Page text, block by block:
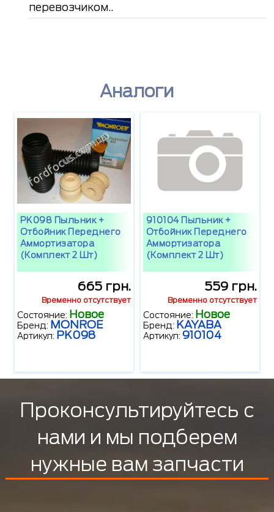
перевозчиком..
Аналоги
PK098 Пыльник +
Отбойник Переднего
Аммортизатора
(комплект 2 Шт)
665 грн.
Временно отсутствует
Состояние: Новое
Бренд: MONROE
Артикул: PK098
910104 Пыльник +
Отбойник Переднего
Аммортизатора
(комплект 2 Шт)
559 грн.
Временно отсутствует
Состояние: Новое
Бренд: KAYABA
Артикул: 910104
Проконсультируйтесь с
нами и мы подберем
нужные вам запчасти